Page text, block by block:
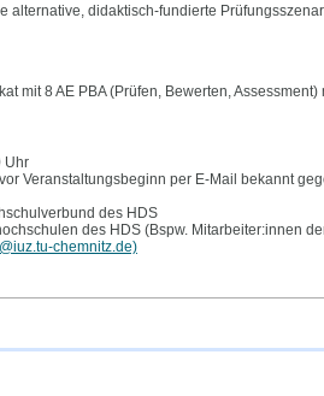
alternative, didaktisch-fundierte
mit 8 AE PBA (Prüfen, Bewerten,
Uhr
Veranstaltungsbeginn per E-Mail bekannt
des HDS
des HDS (Bspw. Mitarbeiter:innen
chemnitz.de)